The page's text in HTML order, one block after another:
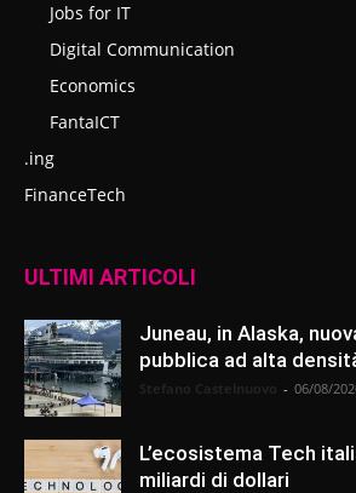
Jobs for IT
Digital Communication
Economics
FantaICT
.ing
FinanceTech
ULTIMI ARTICOLI
Juneau, in Alaska,
pubblica ad alta
- 06/08/
L’ecosistema Tech
miliardi di dollari